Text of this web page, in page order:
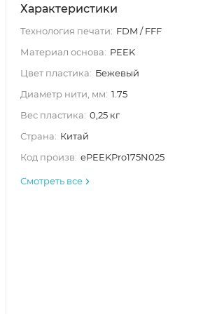
Характеристики
Технология печати: FDM / FFF
Материал основа: PEEK
Цвет пластика: Бежевый
Диаметр нити, мм: 1.75
Вес пластика: 0,25 кг
Страна: Китай
Код произв: ePEEKPro175N025
Смотреть все